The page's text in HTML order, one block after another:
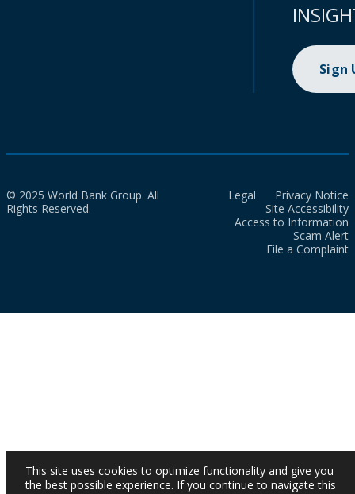
Sign
© 2025 World Bank Group. All
Rights Reserved.
Legal
Privacy Notice
Site Accessibility
Access to Information
Scam Alert
File a Complaint
This site uses cookies to optimize functionality and give you
the best possible experience. If you continue to navigate this